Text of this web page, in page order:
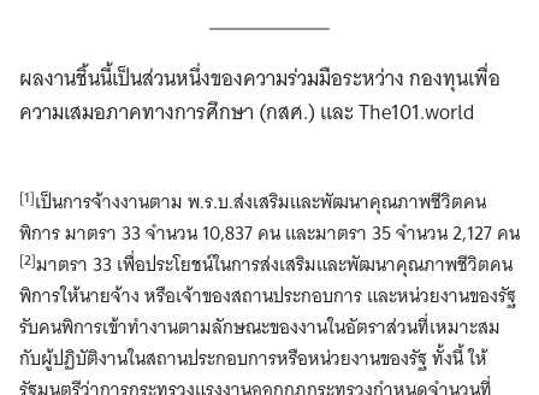
ผลงานชิ้นนี้เป็นส่วนหนึ่งของความร่วมมือระหว่าง กองทุนเพื่อ
ความเสมอภาคทางการศึกษา (กสศ.) และ The101.world
[1]เป็นการจ้างงานตาม พ.ร.บ.ส่งเสริมและพัฒนาคุณภาพชีวิตคน
พิการ มาตรา 33 จำนวน 10,837 คน และมาตรา 35 จำนวน 2,127 คน
[2]มาตรา 33 เพื่อประโยชน์ในการส่งเสริมและพัฒนาคุณภาพชีวิตคน
พิการให้นายจ้าง หรือเจ้าของสถานประกอบการ และหน่วยงานของรัฐ
รับคนพิการเข้าทํางานตามลักษณะของงานในอัตราส่วนที่เหมาะสม
กับผู้ปฏิบัติงานในสถานประกอบการหรือหน่วยงานของรัฐ ทั้งนี้ ให้